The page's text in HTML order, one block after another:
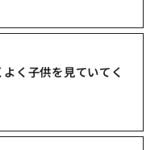
く子供を見ていてく